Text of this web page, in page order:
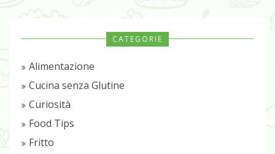
CATEGORIE
Alimentazione
Cucina senza Glutine
Curiosità
Food Tips
Fritto